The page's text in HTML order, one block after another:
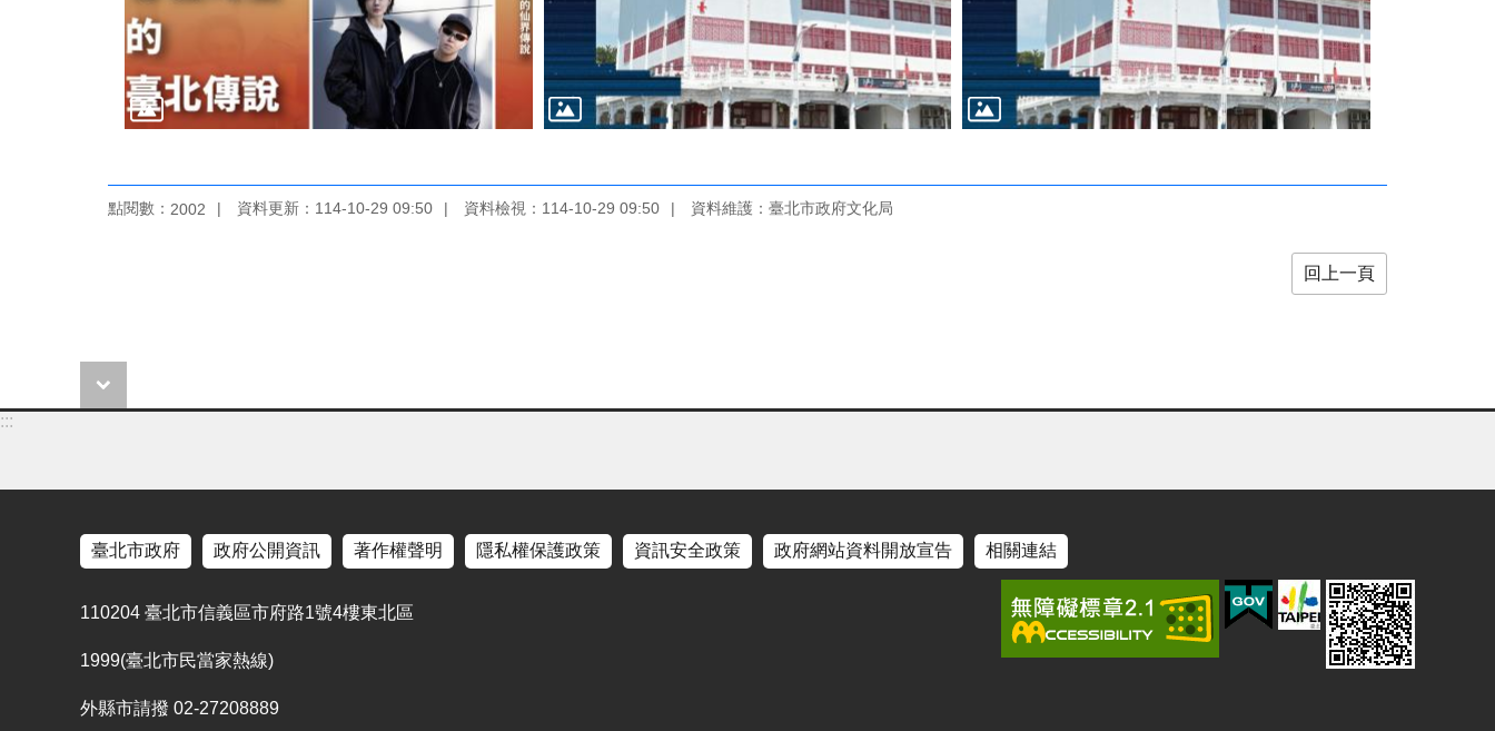
點閱數： 2002 資料更新：114-10-29 09:50 資料檢視：114-10-29 09:50 資料維護：臺北市政府文化局
回上一頁
:::
臺北市政府 政府公開資訊 著作權聲明 隱私權保護政策 資訊安全政策 政府網站資料開放宣告 相關連結
110204 臺北市信義區市府路1號4樓東北區
1999(臺北市民當家熱線)
外縣市請撥 02-27208889